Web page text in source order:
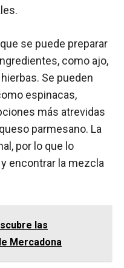
se puede preparar
como ajo,
Se pueden
espinacas,
más atrevidas
parmesano. La
por lo que lo
encontrar la mezcla
las
Mercadona